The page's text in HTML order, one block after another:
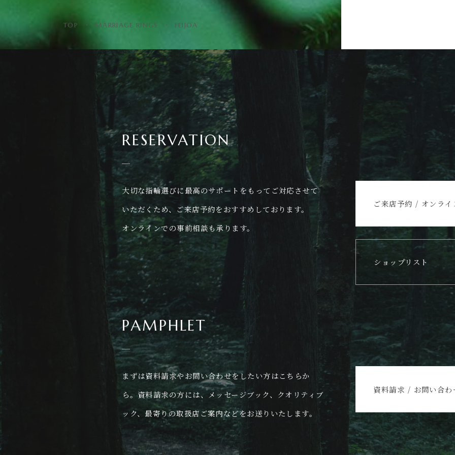
TOP MARRIAGE RINGS FEIJOA
RESERVATION
大切な指輪選びに最高のサポートをもってご対応させて
いただくため、ご来店予約をおすすめしております。
オンラインでの事前相談も承ります。
ご来店予約 / オンライ
ショップリスト
PAMPHLET
まずは資料請求やお問い合わせをしたい方はこちらか
ら。資料請求の方には、メッセージブック、クオリティブ
ック、最寄りの取扱店ご案内などをお送りいたします。
資料請求 / お問い合わ